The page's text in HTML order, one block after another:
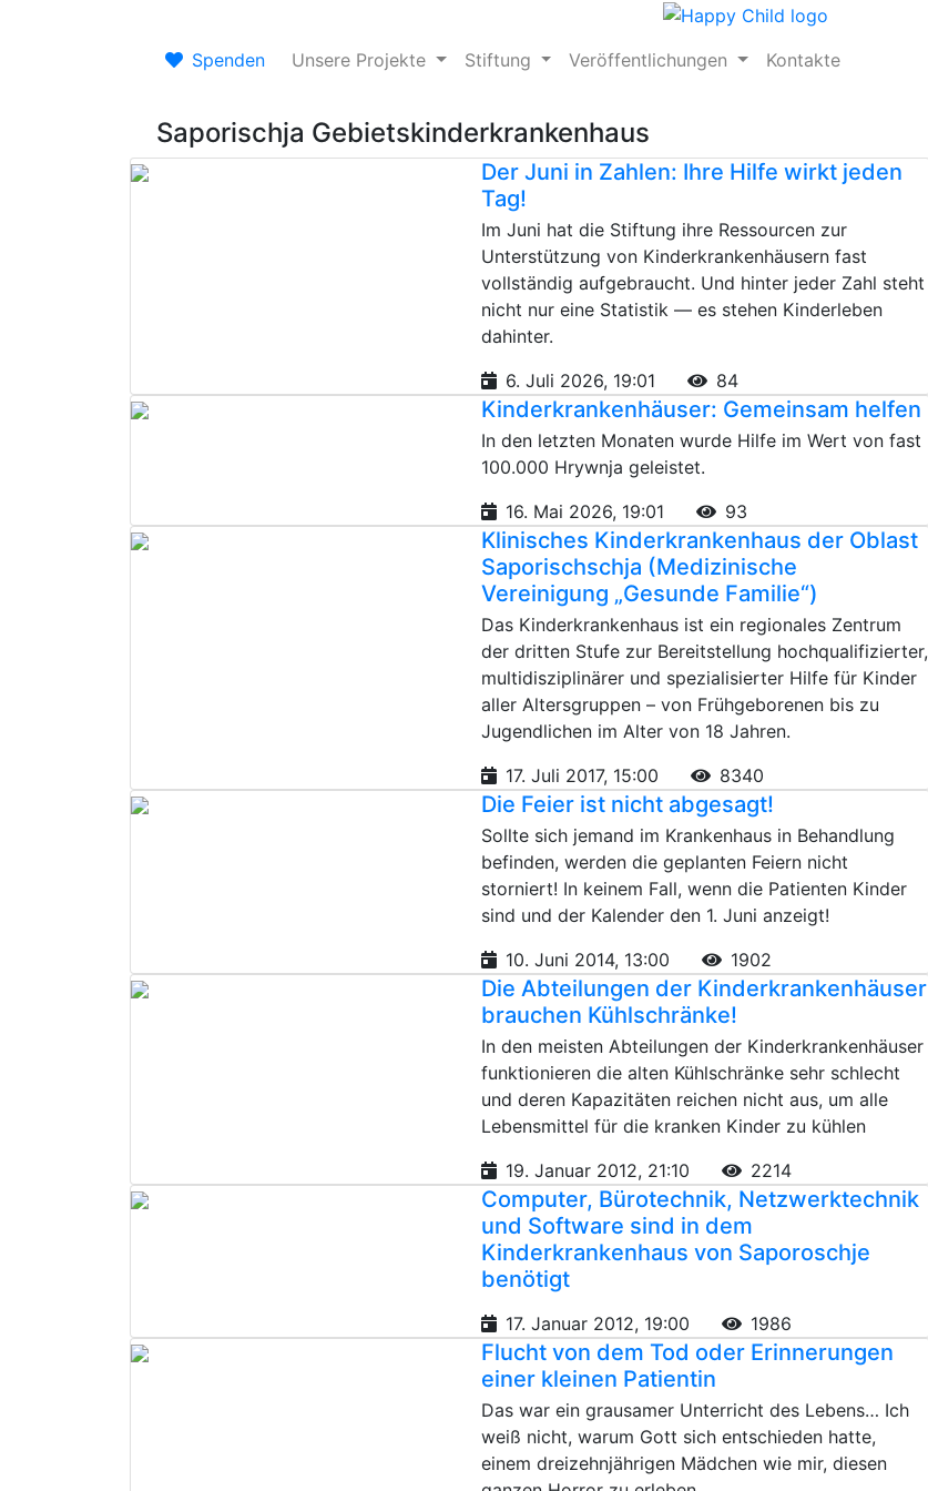
Spenden Unsere Projekte Stiftung Veröffentlichungen Kontakte
Saporischja Gebietskinderkrankenhaus
Der Juni in Zahlen: Ihre Hilfe wirkt jeden
Tag!
Im Juni hat die Stiftung ihre Ressourcen zur
Unterstützung von Kinderkrankenhäusern fast
vollständig aufgebraucht. Und hinter jeder Zahl steht
nicht nur eine Statistik — es stehen Kinderleben
dahinter.
6. Juli 2026, 19:01
84
Kinderkrankenhäuser: Gemeinsam helfen
In den letzten Monaten wurde Hilfe im Wert von fast
100.000 Hrywnja geleistet.
16. Mai 2026, 19:01
93
Klinisches Kinderkrankenhaus der Oblast
Saporischschja (Medizinische
Vereinigung „Gesunde Familie“)
Das Kinderkrankenhaus ist ein regionales Zentrum
der dritten Stufe zur Bereitstellung hochqualifizierter,
multidisziplinärer und spezialisierter Hilfe für Kinder
aller Altersgruppen – von Frühgeborenen bis zu
Jugendlichen im Alter von 18 Jahren.
17. Juli 2017, 15:00
8340
Die Feier ist nicht abgesagt!
Sollte sich jemand im Krankenhaus in Behandlung
befinden, werden die geplanten Feiern nicht
storniert! In keinem Fall, wenn die Patienten Kinder
sind und der Kalender den 1. Juni anzeigt!
10. Juni 2014, 13:00
1902
Die Abteilungen der Kinderkrankenhäuser
brauchen Kühlschränke!
In den meisten Abteilungen der Kinderkrankenhäuser
funktionieren die alten Kühlschränke sehr schlecht
und deren Kapazitäten reichen nicht aus, um alle
Lebensmittel für die kranken Kinder zu kühlen
19. Januar 2012, 21:10
2214
Computer, Bürotechnik, Netzwerktechnik
und Software sind in dem
Kinderkrankenhaus von Saporoschje
benötigt
17. Januar 2012, 19:00 1986
Flucht von dem Tod oder Erinnerungen
einer kleinen Patientin
Das war ein grausamer Unterricht des Lebens… Ich
weiß nicht, warum Gott sich entschieden hatte,
einem dreizehnjährigen Mädchen wie mir, diesen